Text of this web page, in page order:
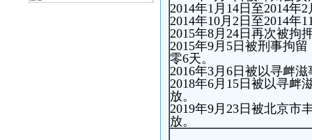
2014年1月14日至2014年
2014年10月2日至2014年
2015年8月24日再次被拘
2015年9月5日被刑事拘
零6天。
2016年3月6日被以寻衅
2018年6月15日被以寻衅
放。
2019年9月23日被北京市
放。